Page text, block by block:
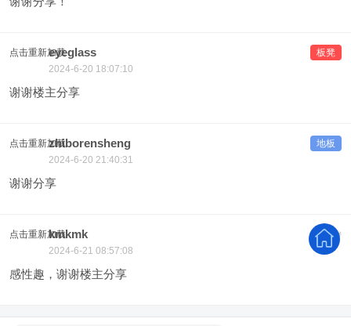
点击重新加载 板凳
eyeglass
2024-6-20 18:07:10
谢谢楼主分享
点击重新加载 地板
zhiborensheng
2024-6-20 21:40:31
谢谢分享
点击重新加载 5 #
kmkmk
2024-6-21 08:57:08
感性趣，谢谢楼主分享